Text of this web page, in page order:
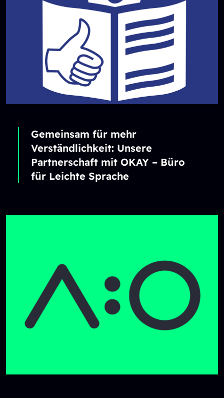
Gemeinsam für mehr
Verständlichkeit: Unsere
Partnerschaft mit OKAY – Büro
für Leichte Sprache